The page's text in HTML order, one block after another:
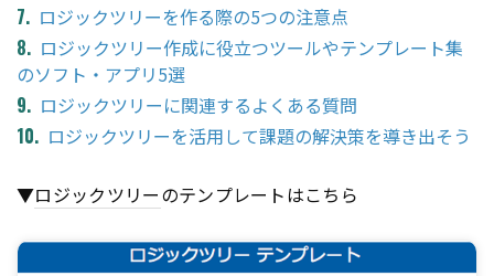
ロジックツリーを作る際の5つの注意点
ロジックツリー作成に役立つツールやテンプレート集
のソフト・アプリ5選
ロジックツリーに関連するよくある質問
ロジックツリーを活用して課題の解決策を導き出そう
▼ロジックツリーのテンプレートはこちら